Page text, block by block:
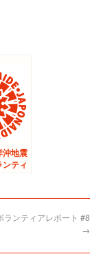
沖地震
ティ
ランティアレポート #8
→